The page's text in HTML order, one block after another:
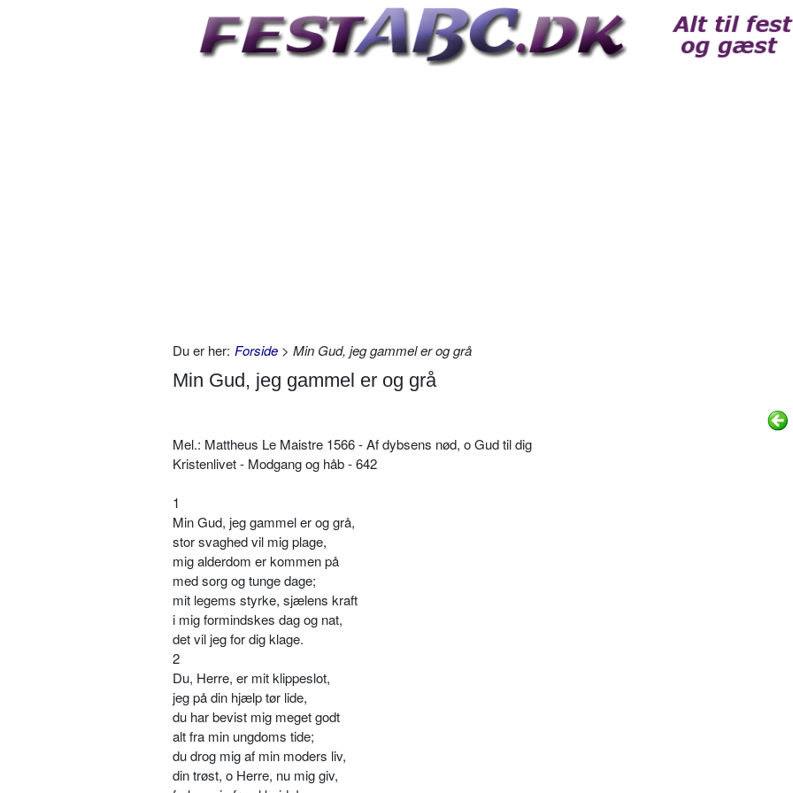
Du er her: Forside > Min Gud, jeg gammel er og grå
Min Gud, jeg gammel er og grå
Mel.: Mattheus Le Maistre 1566 - Af dybsens nød, o Gud til dig
Kristenlivet - Modgang og håb - 642
1
Min Gud, jeg gammel er og grå,
stor svaghed vil mig plage,
mig alderdom er kommen på
med sorg og tunge dage;
mit legems styrke, sjælens kraft
i mig formindskes dag og nat,
det vil jeg for dig klage.
2
Du, Herre, er mit klippeslot,
jeg på din hjælp tør lide,
du har bevist mig meget godt
alt fra min ungdoms tide;
du drog mig af min moders liv,
din trøst, o Herre, nu mig giv,